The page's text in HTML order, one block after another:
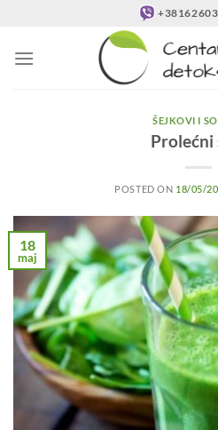
sadržaj
ŠEJKOVI I
Prolećni
POSTED ON 18/05/
18
maj